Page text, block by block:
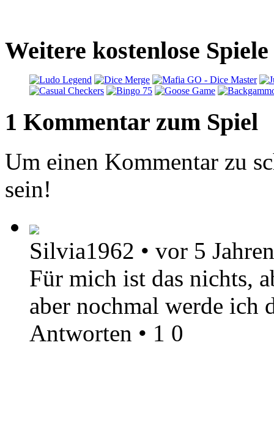
Weitere kostenlose
1 Kommentar zum Spiel
Um einen Kommentar zu
sein!
Silvia1962 • vor 5 Jahren
Für mich ist das nichts,
aber nochmal werde ich
Antworten • 1 0